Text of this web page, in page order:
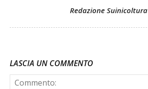
Redazione Suinicoltura
LASCIA UN COMMENTO